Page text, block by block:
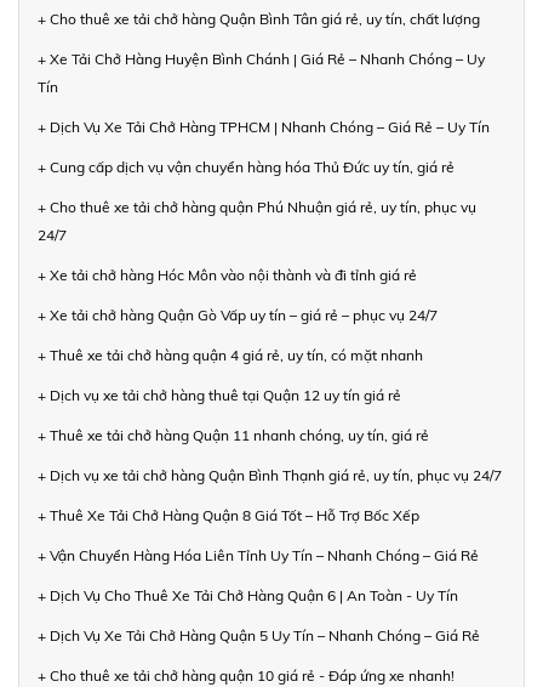
+ Cho thuê xe tải chở hàng Quận Bình Tân giá rẻ, uy tín, chất lượng
+ Xe Tải Chở Hàng Huyện Bình Chánh | Giá Rẻ – Nhanh Chóng – Uy
Tín
+ Dịch Vụ Xe Tải Chở Hàng TPHCM | Nhanh Chóng – Giá Rẻ – Uy Tín
+ Cung cấp dịch vụ vận chuyển hàng hóa Thủ Đức uy tín, giá rẻ
+ Cho thuê xe tải chở hàng quận Phú Nhuận giá rẻ, uy tín, phục vụ
24/7
+ Xe tải chở hàng Hóc Môn vào nội thành và đi tỉnh giá rẻ
+ Xe tải chở hàng Quận Gò Vấp uy tín – giá rẻ – phục vụ 24/7
+ Thuê xe tải chở hàng quận 4 giá rẻ, uy tín, có mặt nhanh
+ Dịch vụ xe tải chở hàng thuê tại Quận 12 uy tín giá rẻ
+ Thuê xe tải chở hàng Quận 11 nhanh chóng, uy tín, giá rẻ
+ Dịch vụ xe tải chở hàng Quận Bình Thạnh giá rẻ, uy tín, phục vụ 24/7
+ Thuê Xe Tải Chở Hàng Quận 8 Giá Tốt – Hỗ Trợ Bốc Xếp
+ Vận Chuyển Hàng Hóa Liên Tỉnh Uy Tín – Nhanh Chóng – Giá Rẻ
+ Dịch Vụ Cho Thuê Xe Tải Chở Hàng Quận 6 | An Toàn - Uy Tín
+ Dịch Vụ Xe Tải Chở Hàng Quận 5 Uy Tín – Nhanh Chóng – Giá Rẻ
+ Cho thuê xe tải chở hàng quận 10 giá rẻ - Đáp ứng xe nhanh!